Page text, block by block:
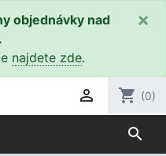
objednávky nad
najdete zde.
×
 shopping_cart (0)
search